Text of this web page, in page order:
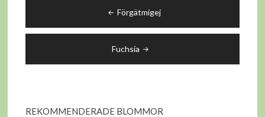
Förgätmigej
Fuchsia
REKOMMENDERADE BLOMMOR